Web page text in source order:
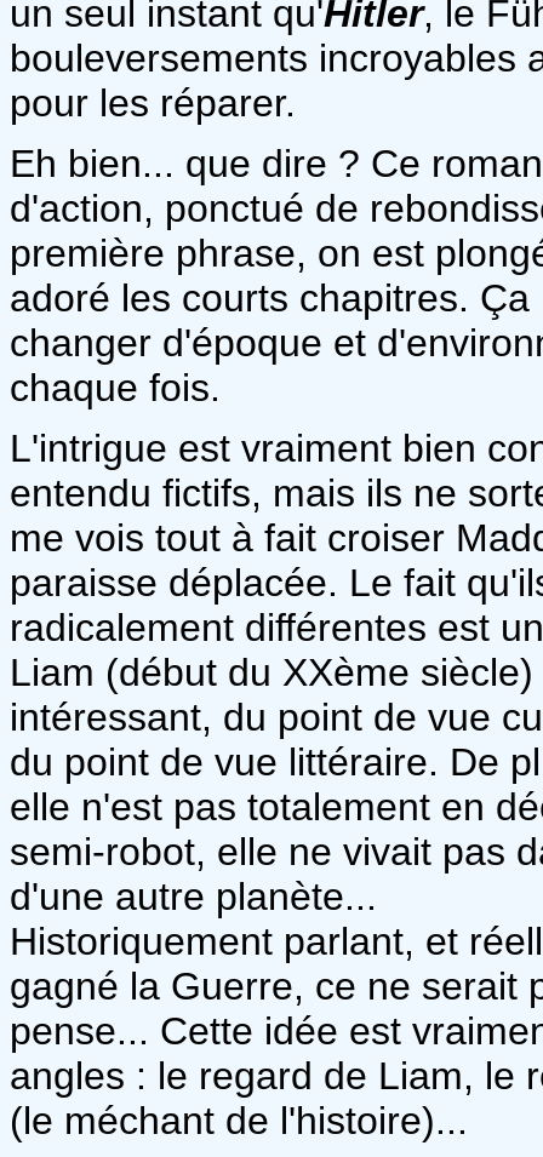
un seul instant qu'Hitler, le
bouleversements incroyables
pour les réparer.
Eh bien... que dire ? Ce
d'action, ponctué de
première phrase, on est
adoré les courts chapitres.
changer d'époque et
chaque fois.
L'intrigue est vraiment bien
entendu fictifs, mais ils ne
me vois tout à fait croiser
paraisse déplacée. Le fait
radicalement différentes est
Liam (début du XXème
intéressant, du point de vue
du point de vue littéraire. De
elle n'est pas totalement en
semi-robot, elle ne vivait pas
d'une autre planète...
Historiquement parlant, et
gagné la Guerre, ce ne serait
pense... Cette idée est
angles : le regard de Liam, le
(le méchant de l'histoire)...